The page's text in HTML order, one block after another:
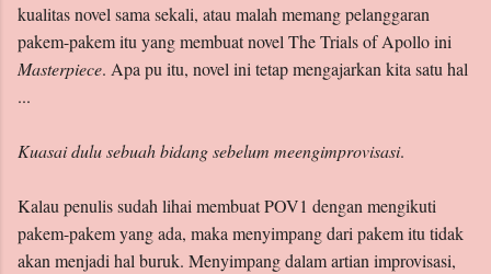
kualitas novel sama sekali, atau malah memang pelanggaran
pakem-pakem itu yang membuat novel The Trials of Apollo ini
Masterpiece. Apa pu itu, novel ini tetap mengajarkan kita satu hal
...
Kuasai dulu sebuah bidang sebelum meengimprovisasi.
Kalau penulis sudah lihai membuat POV1 dengan mengikuti
pakem-pakem yang ada, maka menyimpang dari pakem itu tidak
akan menjadi hal buruk. Menyimpang dalam artian improvisasi,